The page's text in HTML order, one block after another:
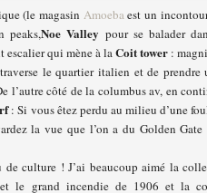
(le magasin Amoebaest un
peaks,Noe Valley pour se balader
escalier qui mène à laCoit tower :
le quartier italien et de prendre
l’autre côté de la columbus av, en
: Si vous êtez perdu au milieu d’une
la vue que l’on a du Golden
culture ! J’ai beaucoup aimé la
le grand incendie de 1906 et la